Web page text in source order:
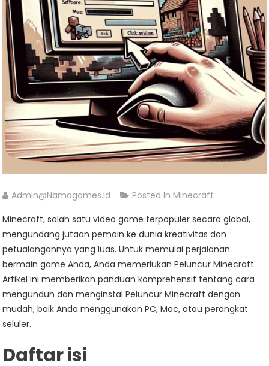
Admin@namagames.id Posted In Minecraft
Minecraft, salah satu video game terpopuler secara global,
mengundang jutaan pemain ke dunia kreativitas dan
petualangannya yang luas. Untuk memulai perjalanan
bermain game Anda, Anda memerlukan Peluncur Minecraft.
Artikel ini memberikan panduan komprehensif tentang cara
mengunduh dan menginstal Peluncur Minecraft dengan
mudah, baik Anda menggunakan PC, Mac, atau perangkat
seluler.
Daftar isi